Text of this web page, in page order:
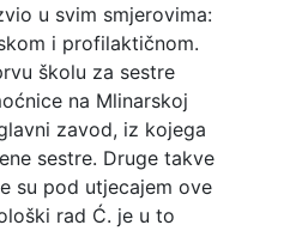
u svim smjerovima:
i profilaktičnom.
školu za sestre
na Mlinarskoj
zavod, iz kojega
sestre. Druge takve
su pod utjecajem ove
rad Ć. je u to